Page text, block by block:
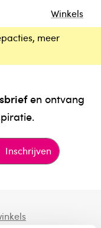
Winkels
meer
en ontvang
Inschrijven